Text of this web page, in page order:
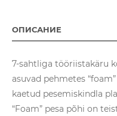
ОПИСАНИЕ
7-sahtliga tööriistakäru
asuvad pehmetes
kaetud pesemiskindla
“Foam” pesa põhi on